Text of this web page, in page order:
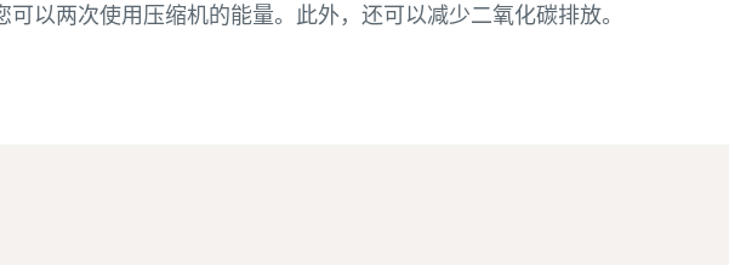
以两次使用压缩机的能量。此外，还可以减少二氧化碳排放。